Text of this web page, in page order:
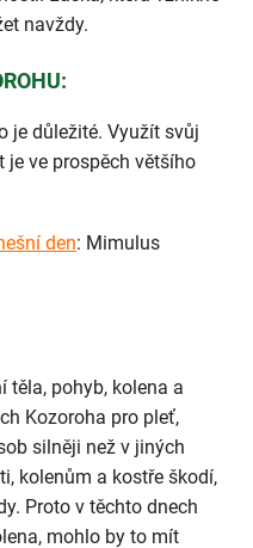
navždy.
je důležité. Využít svůj
ve prospěch většího
den: Mimulus
těla, pohyb, kolena a
Kozoroha pro pleť,
silněji než v jiných
kolenům a kostře škodí,
Proto v těchto dnech
mohlo by to mít